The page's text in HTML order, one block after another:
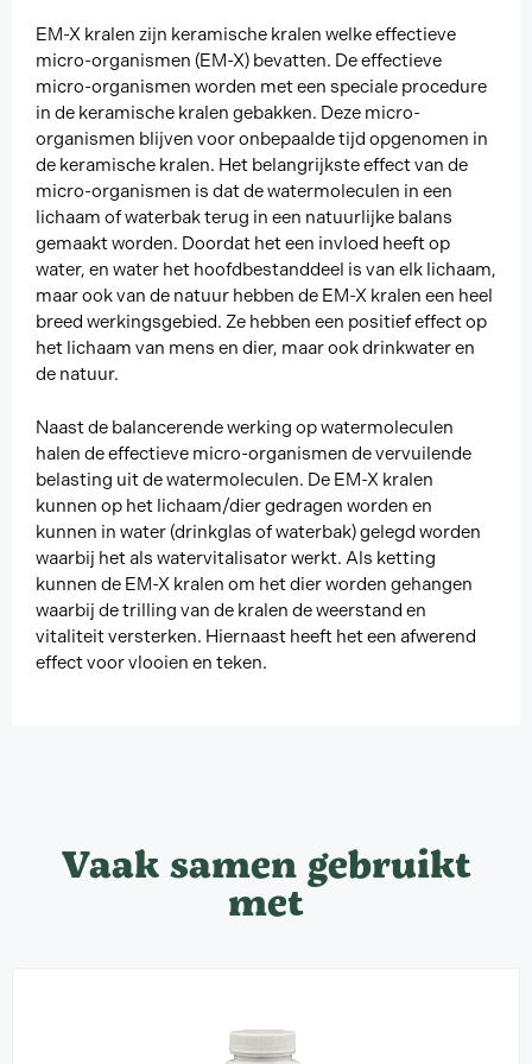
EM-X kralen zijn keramische kralen welke effectieve
micro-organismen (EM-X) bevatten. De effectieve
micro-organismen worden met een speciale procedure
in de keramische kralen gebakken. Deze micro-
organismen blijven voor onbepaalde tijd opgenomen in
de keramische kralen. Het belangrijkste effect van de
micro-organismen is dat de watermoleculen in een
lichaam of waterbak terug in een natuurlijke balans
gemaakt worden. Doordat het een invloed heeft op
water, en water het hoofdbestanddeel is van elk lichaam,
maar ook van de natuur hebben de EM-X kralen een heel
breed werkingsgebied. Ze hebben een positief effect op
het lichaam van mens en dier, maar ook drinkwater en
de natuur.
Naast de balancerende werking op watermoleculen
halen de effectieve micro-organismen de vervuilende
belasting uit de watermoleculen. De EM-X kralen
kunnen op het lichaam/dier gedragen worden en
kunnen in water (drinkglas of waterbak) gelegd worden
waarbij het als watervitalisator werkt. Als ketting
kunnen de EM-X kralen om het dier worden gehangen
waarbij de trilling van de kralen de weerstand en
vitaliteit versterken. Hiernaast heeft het een afwerend
effect voor vlooien en teken.
Vaak samen gebruikt
met